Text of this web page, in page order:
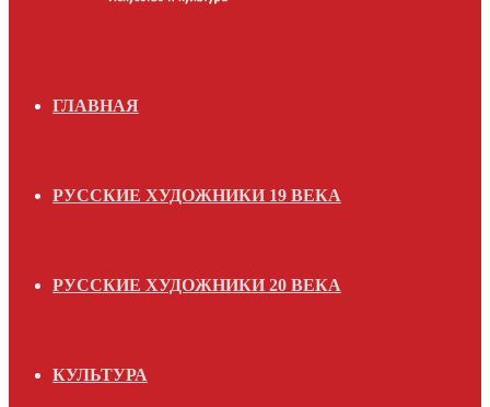
ГЛАВНАЯ
РУССКИЕ ХУДОЖНИКИ 19 ВЕКА
РУССКИЕ ХУДОЖНИКИ 20 ВЕКА
КУЛЬТУРА